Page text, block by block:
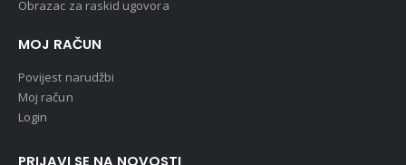
Obrazac za raskid ugovora
MOJ RAČUN
Povijest narudžbi
Moj račun
Login
PRIJAVI SE NA NOVOSTI